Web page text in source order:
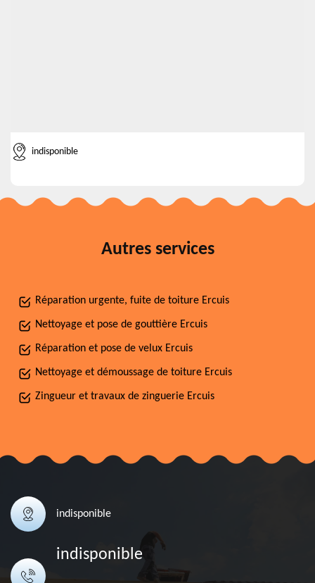
indisponible
Autres services
Réparation urgente, fuite de toiture Ercuis
Nettoyage et pose de gouttière Ercuis
Réparation et pose de velux Ercuis
Nettoyage et démoussage de toiture Ercuis
Zingueur et travaux de zinguerie Ercuis
indisponible
indisponible